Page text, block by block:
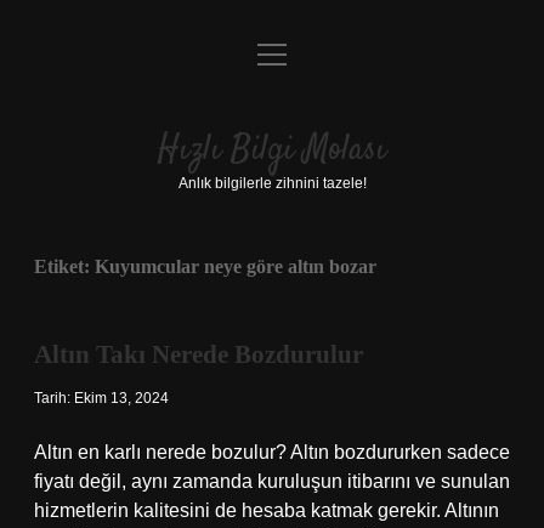
Anasayfa
Yasal Uyarı
menüyü
Hızlı Bilgi Molası
Anlık bilgilerle zihnini tazele!
Etiket: Kuyumcular neye göre altın bozar
Altın Takı Nerede Bozdurulur
Tarih: Ekim 13, 2024
Altın en karlı nerede bozulur? Altın bozdururken sadece
fiyatı değil, aynı zamanda kuruluşun itibarını ve sunulan
hizmetlerin kalitesini de hesaba katmak gerekir. Altının